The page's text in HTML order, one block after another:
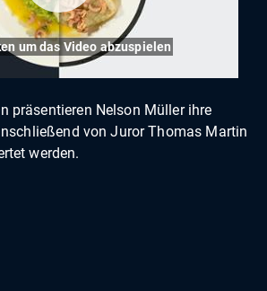
um das Video abzuspielen
präsentieren Nelson Müller ihre
von Juror Thomas Martin
werden.